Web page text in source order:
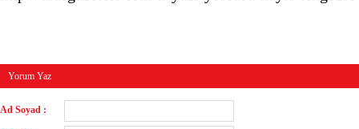
Yorum Yaz
Ad Soyad :